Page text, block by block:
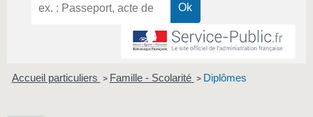
Accueil particuliers > Famille - Scolarité > Diplômes